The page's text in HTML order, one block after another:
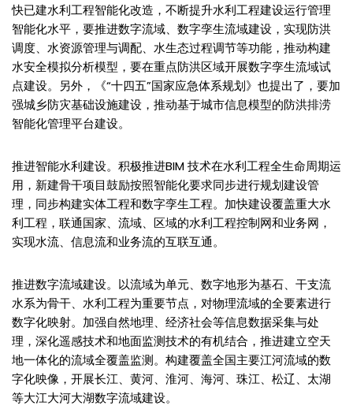
快已建水利工程智能化改造，不断提升水利工程建设运行管理
智能化水平，要推进数字流域、数字孪生流域建设，实现防洪
调度、水资源管理与调配、水生态过程调节等功能，推动构建
水安全模拟分析模型，要在重点防洪区域开展数字孪生流域试
点建设。另外，《“十四五”国家应急体系规划》也提出了，要加
强城乡防灾基础设施建设，推动基于城市信息模型的防洪排涝
智能化管理平台建设。
推进智能水利建设。积极推进BIM 技术在水利工程全生命周期运
用，新建骨干项目鼓励按照智能化要求同步进行规划建设管
理，同步构建实体工程和数字孪生工程。加快建设覆盖重大水
利工程，联通国家、流域、区域的水利工程控制网和业务网，
实现水流、信息流和业务流的互联互通。
推进数字流域建设。以流域为单元、数字地形为基石、干支流
水系为骨干、水利工程为重要节点，对物理流域的全要素进行
数字化映射。加强自然地理、经济社会等信息数据采集与处
理，深化遥感技术和地面监测技术的有机结合，推进建立空天
地一体化的流域全覆盖监测。构建覆盖全国主要江河流域的数
字化映像，开展长江、黄河、淮河、海河、珠江、松辽、太湖
等大江大河大湖数字流域建设。